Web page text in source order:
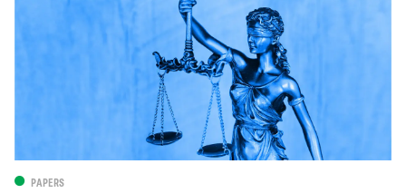
PAPERS